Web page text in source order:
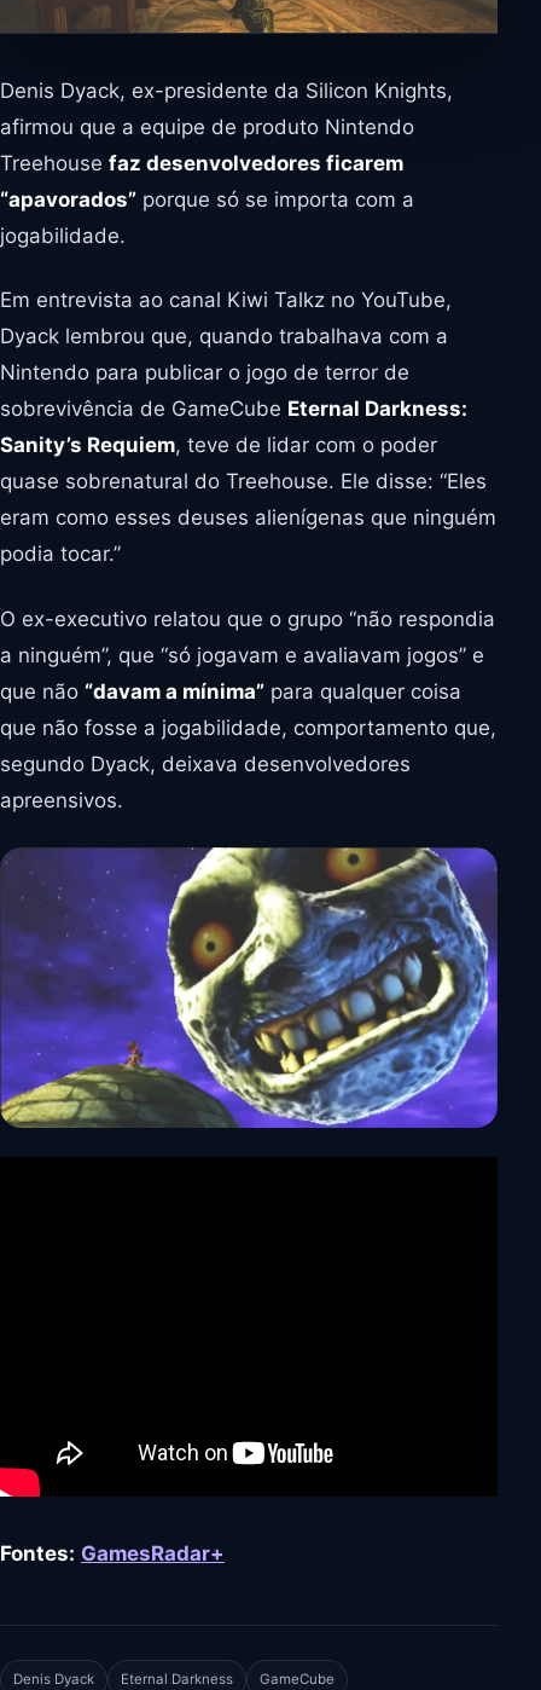
Denis Dyack, ex-presidente da Silicon Knights,
afirmou que a equipe de produto Nintendo
Treehouse faz desenvolvedores ficarem
“apavorados” porque só se importa com a
jogabilidade.
Em entrevista ao canal Kiwi Talkz no YouTube,
Dyack lembrou que, quando trabalhava com a
Nintendo para publicar o jogo de terror de
sobrevivência de GameCube Eternal Darkness:
Sanity’s Requiem, teve de lidar com o poder
quase sobrenatural do Treehouse. Ele disse: “Eles
eram como esses deuses alienígenas que ninguém
podia tocar.”
O ex-executivo relatou que o grupo “não respondia
a ninguém”, que “só jogavam e avaliavam jogos” e
que não “davam a mínima” para qualquer coisa
que não fosse a jogabilidade, comportamento que,
segundo Dyack, deixava desenvolvedores
apreensivos.
Fontes: GamesRadar+
Denis Dyack Eternal Darkness GameCube